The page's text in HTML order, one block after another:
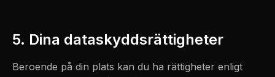
5. Dina dataskyddsrättigheter
Beroende på din plats kan du ha rättigheter enligt